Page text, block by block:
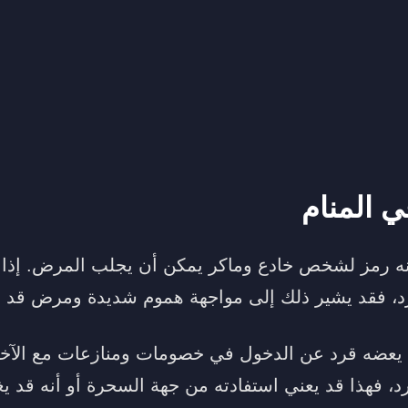
المنام
أنه رمز لشخص خادع وماكر يمكن أن يجلب المرض.
فقد يشير ذلك إلى مواجهة هموم شديدة ومرض
يعضه قرد عن الدخول في خصومات ومنازعات مع
فهذا قد يعني استفادته من جهة السحرة أو أنه قد